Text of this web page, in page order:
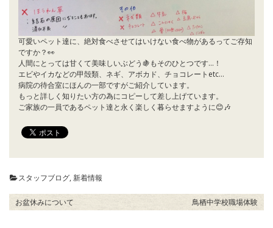
可愛いペット達に、絶対食べさせてはいけない食べ物があるってご存知
ですか？👀
人間にとっては甘くて美味しいぶどう🍇もそのひとつです…！
エビやイカなどの甲殻類、ネギ、アボカド、チョコレートetc…
病院の待合室にほんの一部ですがご紹介しています。
もっと詳しく知りたい方の為にコピーして差し上げています。
ご家族の一員であるペット達と永く楽しく暮らせますように😊🎶
スタッフブログ,新着情報
お盆休みについて 鳥栖中学校職場体験